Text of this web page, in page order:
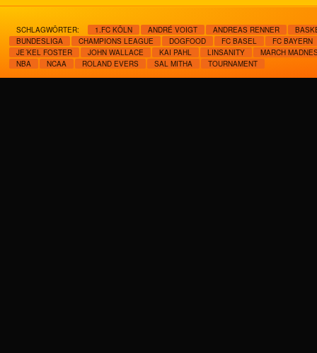
SCHLAGWÖRTER: 1.FC KÖLN ANDRÉ VOIGT ANDREAS RENNER
BUNDESLIGA
CHAMPIONS LEAGUE DOGFOOD FC BASEL
FC BAYERN
JE´KEL FOSTER
JOHN WALLACE KAI PAHL LINSANITY
MARCH
NBA
NCAA ROLAND EVERS SAL MITHA TOURNAMENT